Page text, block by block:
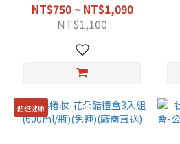
NT$750 ~ NT$1,090
NT$1,100
醋進健康